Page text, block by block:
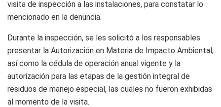
visita de inspección a las instalaciones, para constatar lo
mencionado en la denuncia.
Durante la inspección, se les solicitó a los responsables
presentar la Autorización en Materia de Impacto Ambiental,
así como la cédula de operación anual vigente y la
autorización para las etapas de la gestión integral de
residuos de manejo especial, las cuales no fueron exhibidas
al momento de la visita.